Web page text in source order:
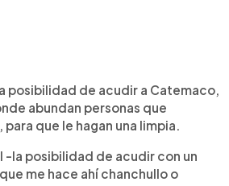
posibilidad de acudir a Catemaco,
abundan personas que
que le hagan una limpia.
-la posibilidad de acudir con un
me hace ahí chanchullo o